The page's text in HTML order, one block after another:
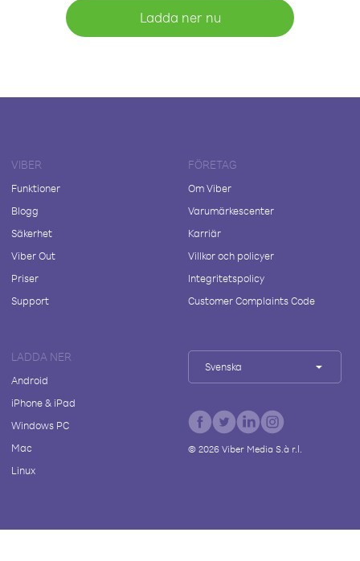
Ladda ner nu
VIBER
Funktioner
Blogg
Säkerhet
Viber Out
Priser
Support
FÖRETAG
Om Viber
Varumärkescenter
Karriär
Villkor och policyer
Integritetspolicy
Customer Complaints Code
LADDA NER
Android
iPhone & iPad
Windows PC
Mac
Linux
Svenska
© 2026Viber Media S.à r.l.